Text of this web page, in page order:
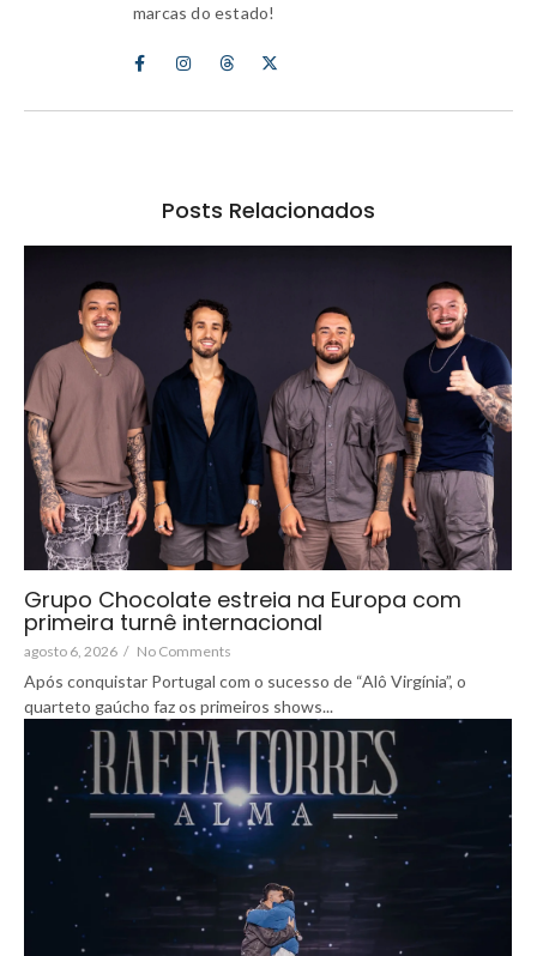
marcas do estado!
Posts Relacionados
Grupo Chocolate estreia na Europa com
primeira turnê internacional
agosto 6, 2026 / No Comments
Após conquistar Portugal com o sucesso de “Alô Virgínia”, o
quarteto gaúcho faz os primeiros shows...